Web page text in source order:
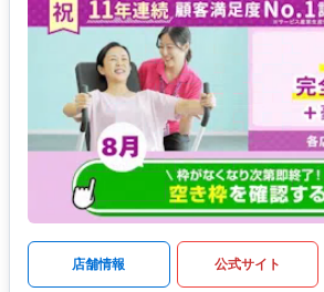
店舗情報 公式サイト